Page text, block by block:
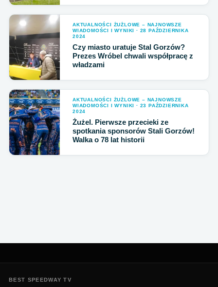
AKTUALNOŚCI ŻUŻLOWE – NAJNOWSZE
WIADOMOŚCI I WYNIKI · 28 PAŹDZIERNIKA
2024
Czy miasto uratuje Stal Gorzów?
Prezes Wróbel chwali współpracę z
władzami
AKTUALNOŚCI ŻUŻLOWE – NAJNOWSZE
WIADOMOŚCI I WYNIKI · 23 PAŹDZIERNIKA
2024
Żużel. Pierwsze przecieki ze
spotkania sponsorów Stali Gorzów!
Walka o 78 lat historii
BEST SPEEDWAY TV